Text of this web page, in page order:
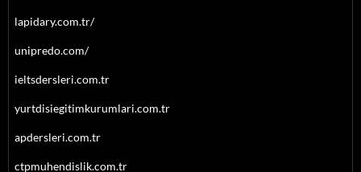
lapidary.com.tr/
unipredo.com/
ieltsdersleri.com.tr
yurtdisiegitimkurumlari.com.tr
apdersleri.com.tr
ctpmuhendislik.com.tr